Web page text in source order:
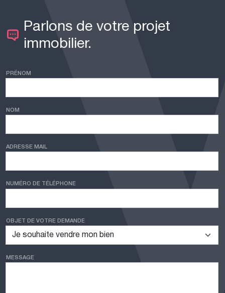
Parlons de votre projet
immobilier.
PRÉNOM
NOM
ADRESSE MAIL
NUMÉRO DE TÉLÉPHONE
OBJET DE VOTRE DEMANDE
MESSAGE